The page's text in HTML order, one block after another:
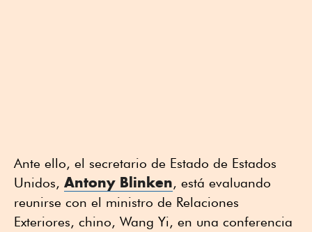
Ante ello, el secretario de Estado de Estados
Unidos, Antony Blinken, está evaluando
reunirse con el ministro de Relaciones
Exteriores, chino, Wang Yi, en una conferencia